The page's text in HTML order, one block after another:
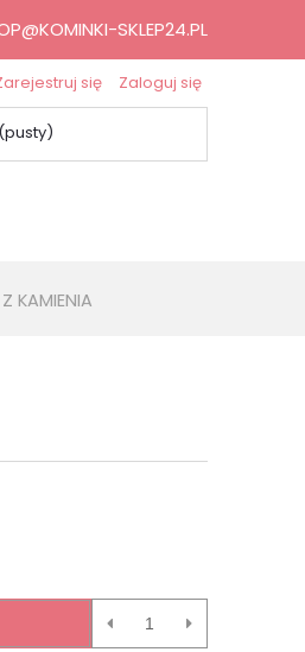
się Zaloguj się
(pusty)
KAMIENIA
SKLEP24.PL